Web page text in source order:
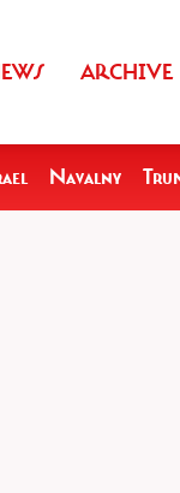
ARCHIVE
Navalny